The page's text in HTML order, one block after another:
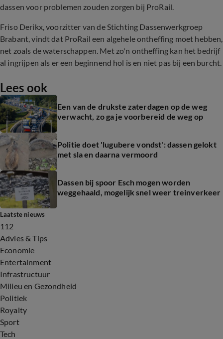
dassen voor problemen zouden zorgen bij ProRail.
Friso Derikx, voorzitter van de Stichting Dassenwerkgroep
Brabant, vindt dat ProRail een algehele ontheffing moet hebben,
net zoals de waterschappen. Met zo'n ontheffing kan het bedrijf
al ingrijpen als er een beginnend hol is en niet pas bij een burcht.
Lees ook
Een van de drukste zaterdagen op de weg
verwacht, zo ga je voorbereid de weg op
Politie doet 'lugubere vondst': dassen gelokt
met sla en daarna vermoord
Dassen bij spoor Esch mogen worden
weggehaald, mogelijk snel weer treinverkeer
Laatste nieuws
112
Advies & Tips
Economie
Entertainment
Infrastructuur
Milieu en Gezondheid
Politiek
Royalty
Sport
Tech